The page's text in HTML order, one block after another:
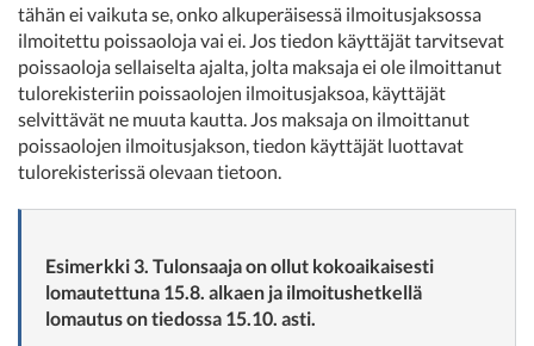
tähän ei vaikuta se, onko alkuperäisessä ilmoitusjaksossa
ilmoitettu poissaoloja vai ei. Jos tiedon käyttäjät tarvitsevat
poissaoloja sellaiselta ajalta, jolta maksaja ei ole ilmoittanut
tulorekisteriin poissaolojen ilmoitusjaksoa, käyttäjät
selvittävät ne muuta kautta. Jos maksaja on ilmoittanut
poissaolojen ilmoitusjakson, tiedon käyttäjät luottavat
tulorekisterissä olevaan tietoon.
Esimerkki 3. Tulonsaaja on ollut kokoaikaisesti
lomautettuna 15.8. alkaen ja ilmoitushetkellä
lomautus on tiedossa 15.10. asti.